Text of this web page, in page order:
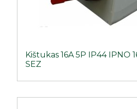
Kištukas 16A 5P IP44 IPNO
SEZ